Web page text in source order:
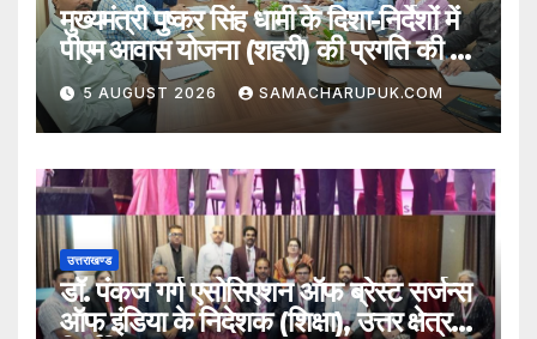
मुख्यमंत्री पुष्कर सिंह धामी के दिशा-निर्देशों में
पीएम आवास योजना (शहरी) की प्रगति की हुई
समीक्षा
5 AUGUST 2026 SAMACHARUPUK.COM
उत्तराखण्ड
डॉ. पंकज गर्ग एसोसिएशन ऑफ ब्रेस्ट सर्जन्स
ऑफ इंडिया के निदेशक (शिक्षा), उत्तर क्षेत्र